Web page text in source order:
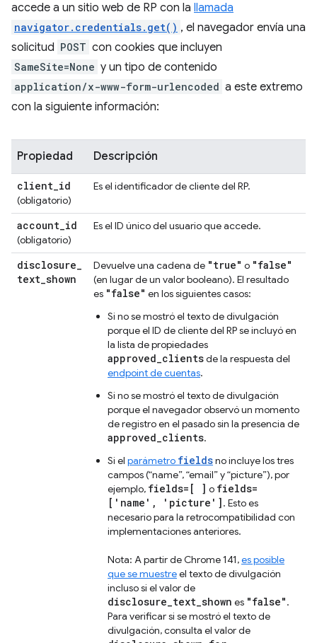
accede a un sitio web de RP con la llamada
navigator.credentials.get() , el navegador envía una
solicitud POST con cookies que incluyen
SameSite=None y un tipo de contenido
application/x-www-form-urlencoded a este extremo
con la siguiente información:
Propiedad Descripción
client_id
(obligatorio)
Es el identificador de cliente del RP.
account_id
(obligatorio)
Es el ID único del usuario que accede.
disclosure_
text_shown
Devuelve una cadena de "true" o "false"
(en lugar de un valor booleano). El resultado
es "false" en los siguientes casos:
Si no se mostró el texto de divulgación
porque el ID de cliente del RP se incluyó en
la lista de propiedades
approved_clientsde la respuesta del
endpoint de cuentas.
Si no se mostró el texto de divulgación
porque el navegador observó un momento
de registro en el pasado sin la presencia de
approved_clients.
Si el parámetro fieldsno incluye los tres
campos (“name”, “email” y “picture”), por
ejemplo, fields=[ ] o fields=
['name', 'picture']. Esto es
necesario para la retrocompatibilidad con
implementaciones anteriores.
Nota: A partir de Chrome 141,es posible
que se muestreel texto de divulgación
incluso si el valor de
disclosure_text_shown es "false".
Para verificar si se mostró el texto de
divulgación, consulta el valor de